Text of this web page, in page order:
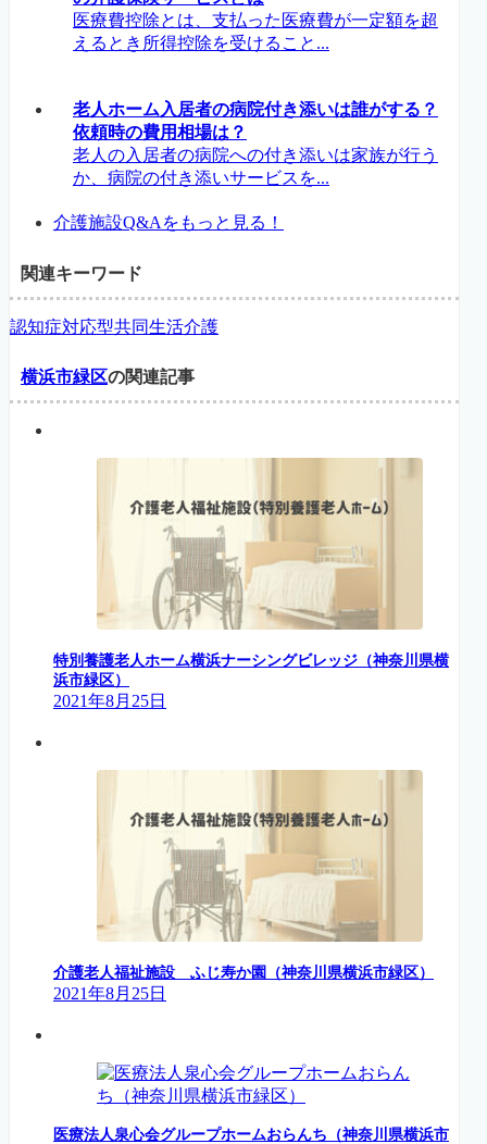
医療費控除とは、支払った医療費が一定額を超
えるとき所得控除を受けること...
老人ホーム入居者の病院付き添いは誰がする？
依頼時の費用相場は？
老人の入居者の病院への付き添いは家族が行う
か、病院の付き添いサービスを...
介護施設Q&Aをもっと見る！
関連キーワード
認知症対応型共同生活介護
横浜市緑区の関連記事
特別養護老人ホーム横浜ナーシングビレッジ（神奈川県横
浜市緑区）
2021年8月25日
介護老人福祉施設 ふじ寿か園（神奈川県横浜市緑区）
2021年8月25日
医療法人泉心会グループホームおらんち（神奈川県横浜市